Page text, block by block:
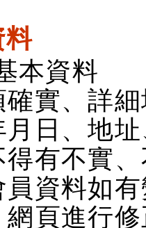
料
本資料
確實、詳
月日、地
得有不實
員資料如
網頁進行